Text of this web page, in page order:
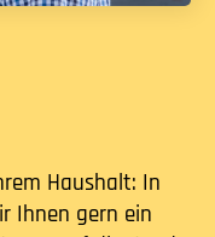
Haushalt: In
Ihnen gern ein